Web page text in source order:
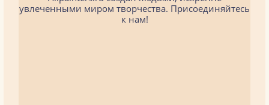
увлеченными миром творчества. Присоединяйтесь
к нам!